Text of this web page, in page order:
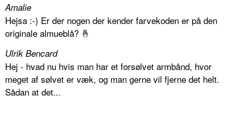
Amalie
Hejsa :-) Er der nogen der kender farvekoden er på den
originale almueblå? 🤞
Ulrik Bencard
Hej - hvad nu hvis man har et forsølvet armbånd, hvor
meget af sølvet er væk, og man gerne vil fjerne det helt.
Sådan at det...